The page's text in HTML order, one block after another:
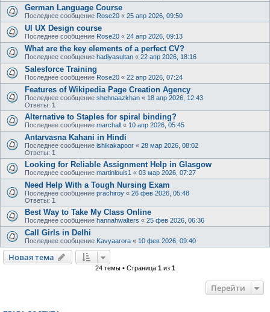
German Language Course
Последнее сообщение Rose20 « 25 апр 2026, 09:50
UI UX Design course
Последнее сообщение Rose20 « 24 апр 2026, 09:13
What are the key elements of a perfect CV?
Последнее сообщение hadiyasultan « 22 апр 2026, 18:16
Salesforce Training
Последнее сообщение Rose20 « 22 апр 2026, 07:24
Features of Wikipedia Page Creation Agency
Последнее сообщение shehnaazkhan « 18 апр 2026, 12:43
Ответы: 1
Alternative to Staples for spiral binding?
Последнее сообщение marchall « 10 апр 2026, 05:45
Antarvasna Kahani in Hindi
Последнее сообщение ishikakapoor « 28 мар 2026, 08:02
Ответы: 1
Looking for Reliable Assignment Help in Glasgow
Последнее сообщение martinlouis1 « 03 мар 2026, 07:27
Need Help With a Tough Nursing Exam
Последнее сообщение prachiroy « 26 фев 2026, 05:48
Ответы: 1
Best Way to Take My Class Online
Последнее сообщение hannahwalters « 25 фев 2026, 06:36
Call Girls in Delhi
Последнее сообщение Kavyaarora « 10 фев 2026, 09:40
Новая тема
24 темы • Страница 1из 1
Перейти